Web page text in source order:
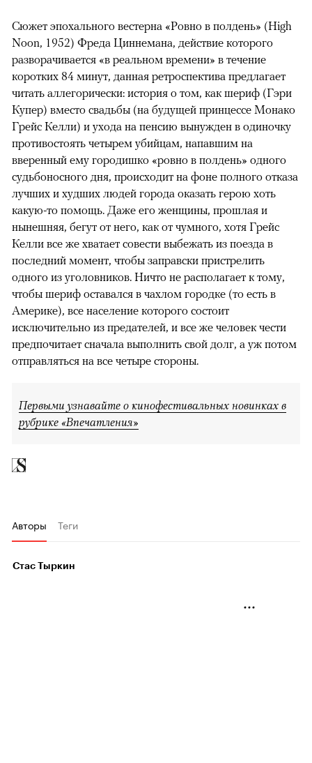
Сюжет эпохального вестерна «Ровно в полдень» (High
Noon, 1952) Фреда Циннемана, действие которого
разворачивается «в реальном времени» в течение
коротких 84 минут, данная ретроспектива предлагает
читать аллегорически: история о том, как шериф (Гэри
Купер) вместо свадьбы (на будущей принцессе Монако
Грейс Келли) и ухода на пенсию вынужден в одиночку
противостоять четырем убийцам, напавшим на
вверенный ему городишко «ровно в полдень» одного
судьбоносного дня, происходит на фоне полного отказа
лучших и худших людей города оказать герою хоть
какую-то помощь. Даже его женщины, прошлая и
нынешняя, бегут от него, как от чумного, хотя Грейс
Келли все же хватает совести выбежать из поезда в
последний момент, чтобы заправски пристрелить
одного из уголовников. Ничто не располагает к тому,
чтобы шериф оставался в чахлом городке (то есть в
Америке), все население которого состоит
исключительно из предателей, и все же человек чести
предпочитает сначала выполнить свой долг, а уж потом
отправляться на все четыре стороны.
Первыми узнавайте о кинофестивальных новинках в
рубрике «Впечатления»
Авторы Теги
Стас Тыркин